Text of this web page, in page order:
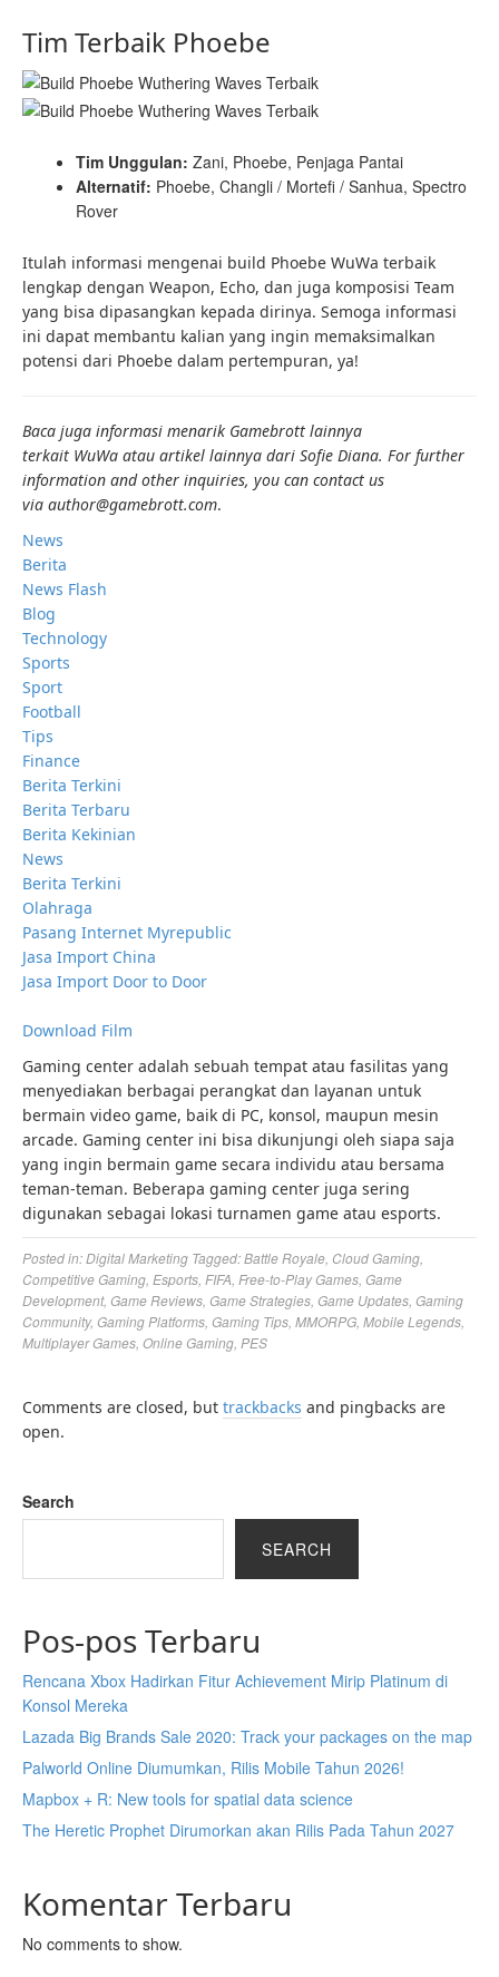
Tim Terbaik Phoebe
Tim Unggulan: Zani, Phoebe, Penjaga Pantai
Alternatif: Phoebe, Changli / Mortefi / Sanhua, Spectro
Rover
Itulah informasi mengenai build Phoebe WuWa terbaik
lengkap dengan Weapon, Echo, dan juga komposisi Team
yang bisa dipasangkan kepada dirinya. Semoga informasi
ini dapat membantu kalian yang ingin memaksimalkan
potensi dari Phoebe dalam pertempuran, ya!
Baca juga informasi menarik Gamebrott lainnya
terkait WuWa atau artikel lainnya dari Sofie Diana. For further
information and other inquiries, you can contact us
via author@gamebrott.com.
News
Berita
News Flash
Blog
Technology
Sports
Sport
Football
Tips
Finance
Berita Terkini
Berita Terbaru
Berita Kekinian
News
Berita Terkini
Olahraga
Pasang Internet Myrepublic
Jasa Import China
Jasa Import Door to Door
Download Film
Gaming center adalah sebuah tempat atau fasilitas yang
menyediakan berbagai perangkat dan layanan untuk
bermain video game, baik di PC, konsol, maupun mesin
arcade. Gaming center ini bisa dikunjungi oleh siapa saja
yang ingin bermain game secara individu atau bersama
teman-teman. Beberapa gaming center juga sering
digunakan sebagai lokasi turnamen game atau esports.
Posted in:Digital Marketing Tagged:Battle Royale Cloud Gaming
Competitive Gaming Esports FIFA Free-to-Play Games Game
Development, Game Reviews Game Strategies Game Updates Gaming
Community, Gaming Platforms Gaming Tips MMORPG Mobile Legends
Multiplayer Games Online Gaming PES
Comments are closed, but trackbacks and pingbacks are
open.
Search
SEARCH
Pos-pos Terbaru
Rencana Xbox Hadirkan Fitur Achievement Mirip Platinum di
Konsol Mereka
Lazada Big Brands Sale 2020: Track your packages on the map
Palworld Online Diumumkan, Rilis Mobile Tahun 2026!
Mapbox + R: New tools for spatial data science
The Heretic Prophet Dirumorkan akan Rilis Pada Tahun 2027
Komentar Terbaru
No comments to show.